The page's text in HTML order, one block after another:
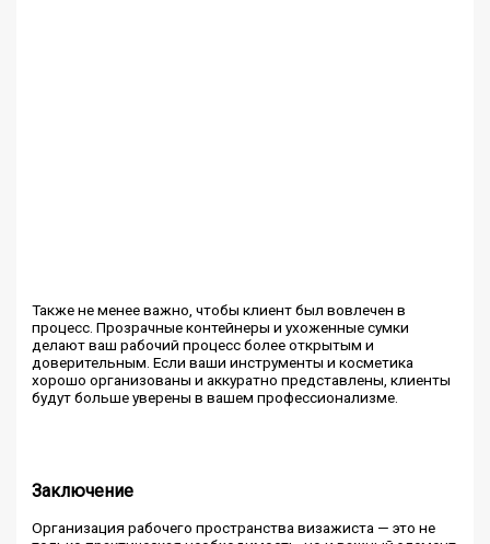
Также не менее важно, чтобы клиент был вовлечен в
процесс. Прозрачные контейнеры и ухоженные сумки
делают ваш рабочий процесс более открытым и
доверительным. Если ваши инструменты и косметика
хорошо организованы и аккуратно представлены, клиенты
будут больше уверены в вашем профессионализме.
Заключение
Организация рабочего пространства визажиста — это не